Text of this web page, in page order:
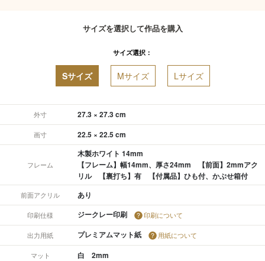
サイズを選択して作品を購入
サイズ選択：
Sサイズ Mサイズ Lサイズ
外寸 27.3 × 27.3 cm
画寸 22.5 × 22.5 cm
フレーム
木製ホワイト 14mm
【フレーム】幅14mm、厚さ24mm 【前面】2mmアク
リル 【裏打ち】有 【付属品】ひも付、かぶせ箱付
前面アクリル あり
印刷仕様 ジークレー印刷 印刷について
出力用紙 プレミアムマット紙 用紙について
マット 白 2mm